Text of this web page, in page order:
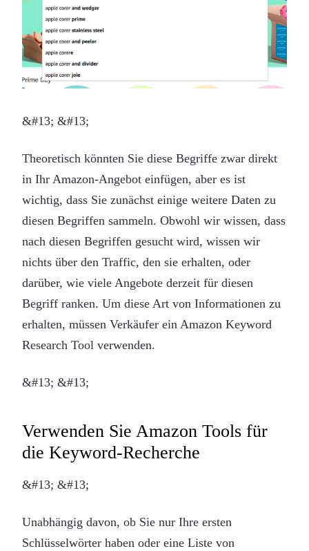
&#13; &#13;
Theoretisch könnten Sie diese Begriffe zwar direkt
in Ihr Amazon-Angebot einfügen, aber es ist
wichtig, dass Sie zunächst einige weitere Daten zu
diesen Begriffen sammeln. Obwohl wir wissen, dass
nach diesen Begriffen gesucht wird, wissen wir
nichts über den Traffic, den sie erhalten, oder
darüber, wie viele Angebote derzeit für diesen
Begriff ranken. Um diese Art von Informationen zu
erhalten, müssen Verkäufer ein Amazon Keyword
Research Tool verwenden.
&#13; &#13;
Verwenden Sie Amazon Tools für
die Keyword-Recherche
&#13; &#13;
Unabhängig davon, ob Sie nur Ihre ersten
Schlüsselwörter haben oder eine Liste von